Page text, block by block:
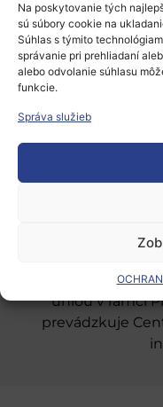
Na poskytovanie tých
sú súbory cookie na
Súhlas s týmito
správanie pri prehliadaní
alebo odvolanie súhlasu
funkcie.
Správa služieb
Grantové
„Projekt SK4ERA
úniou v rámci
prevádzkuje